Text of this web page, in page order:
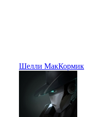
Шелли МакКормик